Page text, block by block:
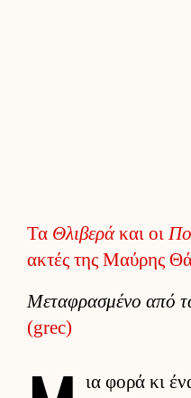
Τα Θλιβεράκαι οι
ακτές της Μαύρης
Μεταφρασμένο από
(grec)
ια φορά κι